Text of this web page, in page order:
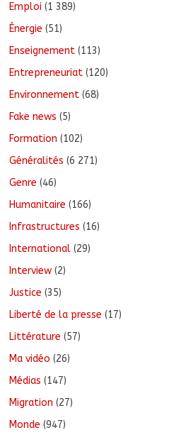
Emploi (1 389)
Énergie (51)
Enseignement (113)
Entrepreneuriat (120)
Environnement (68)
Fake news (5)
Formation (102)
Généralités (6 271)
Genre (46)
Humanitaire (166)
Infrastructures (16)
International (29)
Interview (2)
Justice (35)
Liberté de la presse (17)
Littérature (57)
Ma vidéo (26)
Médias (147)
Migration (27)
Monde (947)